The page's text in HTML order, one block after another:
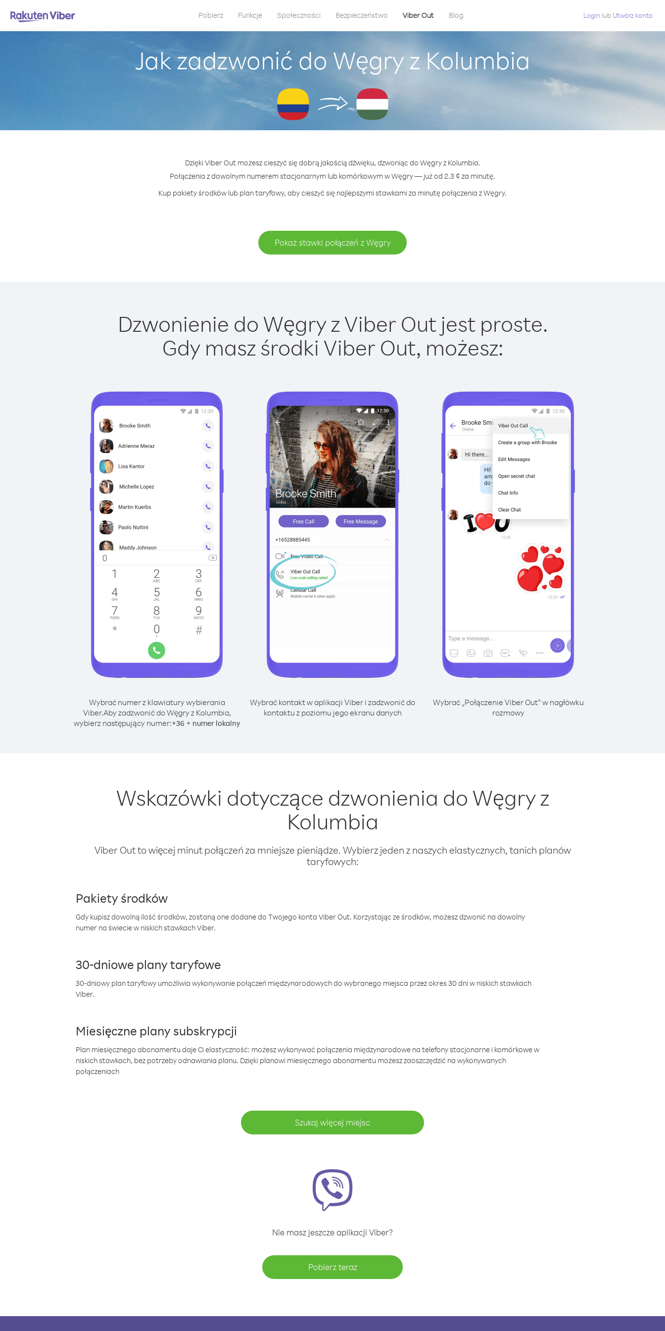
Pobierz Funkcje Społeczności Bezpieczeństwo Viber Out Blog Login lub Utwórz konto
Jak zadzwonić do Węgry z Kolumbia
Dzięki Viber Out możesz cieszyć się dobrą jakością dźwięku, dzwoniąc do Węgry z Kolumbia.
Połączenia z dowolnym numerem stacjonarnym lub komórkowym w Węgry — już od 2.3 ¢ za minutę.
Kup pakiety środków lub plan taryfowy, aby cieszyć się najlepszymi stawkami za minutę połączenia z Węgry.
Pokaż stawki połączeń z Węgry
Dzwonienie do Węgry z Viber Out jest proste.
Gdy masz środki Viber Out, możesz:
Wybrać numer z klawiatury wybierania
Viber.Aby zadzwonić do Węgry z Kolumbia,
wybierz następujący numer:+36 + numer lokalny
Wybrać kontakt w aplikacji Viber i zadzwonić do
kontaktu z poziomu jego ekranu danych
Wybrać „Połączenie Viber Out” w nagłówku
rozmowy
Wskazówki dotyczące dzwonienia do Węgry z
Kolumbia
Viber Out to więcej minut połączeń za mniejsze pieniądze. Wybierz jeden z naszych elastycznych, tanich planów
taryfowych:
Pakiety środków
Gdy kupisz dowolną ilość środków, zostaną one dodane do Twojego konta Viber Out. Korzystając ze środków, możesz dzwonić na dowolny
numer na świecie w niskich stawkach Viber.
30-dniowe plany taryfowe
30-dniowy plan taryfowy umożliwia wykonywanie połączeń międzynarodowych do wybranego miejsca przez okres 30 dni w niskich stawkach
Viber.
Miesięczne plany subskrypcji
Plan miesięcznego abonamentu daje Ci elastyczność: możesz wykonywać połączenia międzynarodowe na telefony stacjonarne i komórkowe w
niskich stawkach, bez potrzeby odnawiania planu. Dzięki planowi miesięcznego abonamentu możesz zaoszczędzić na wykonywanych
połączeniach
Szukaj więcej miejsc
Nie masz jeszcze aplikacji Viber?
Pobierz teraz